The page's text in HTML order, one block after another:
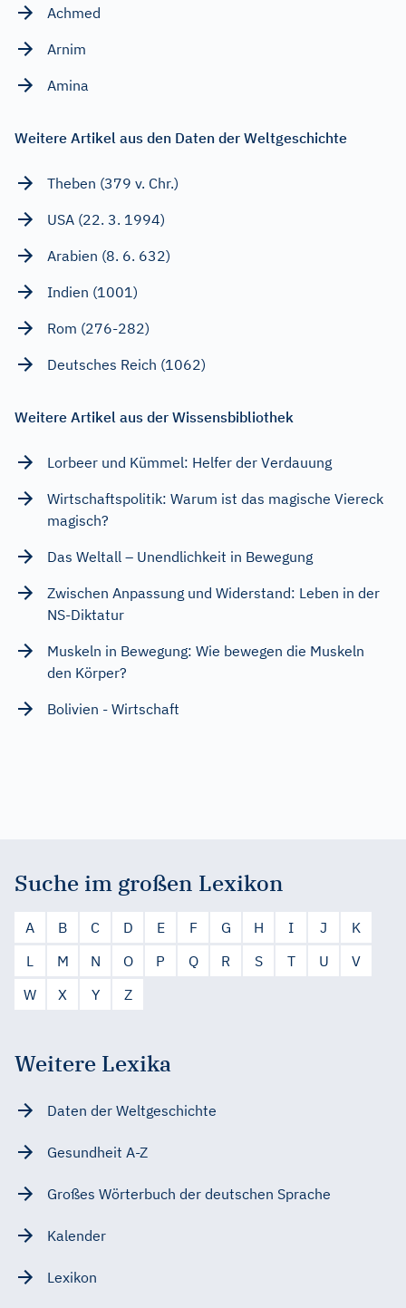
Achmed
Arnim
Amina
Weitere Artikel aus den Daten der Weltgeschichte
Theben (379 v. Chr.)
USA (22. 3. 1994)
Arabien (8. 6. 632)
Indien (1001)
Rom (276-282)
Deutsches Reich (1062)
Weitere Artikel aus der Wissensbibliothek
Lorbeer und Kümmel: Helfer der Verdauung
Wirtschaftspolitik: Warum ist das magische Viereck
magisch?
Das Weltall – Unendlichkeit in Bewegung
Zwischen Anpassung und Widerstand: Leben in der
NS-Diktatur
Muskeln in Bewegung: Wie bewegen die Muskeln
den Körper?
Bolivien - Wirtschaft
Suche im großen Lexikon
A B C D E F G H I J
K
L
M N O P Q R S T U
V
W
X Y Z
Weitere Lexika
Daten der Weltgeschichte
Gesundheit A-Z
Großes Wörterbuch der deutschen Sprache
Kalender
Lexikon